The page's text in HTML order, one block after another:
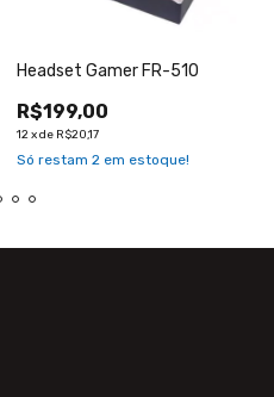
Headset Gamer FR-510
R$199,00
12xde R$20,17
Só restam 2 em estoque!